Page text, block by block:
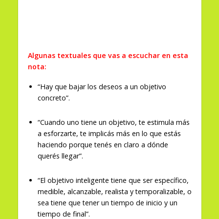
Algunas textuales que vas a escuchar en esta
nota:
“Hay que bajar los deseos a un objetivo
concreto”.
“Cuando uno tiene un objetivo, te estimula más
a esforzarte, te implicás más en lo que estás
haciendo porque tenés en claro a dónde
querés llegar”.
“El objetivo inteligente tiene que ser específico,
medible, alcanzable, realista y temporalizable, o
sea tiene que tener un tiempo de inicio y un
tiempo de final”.